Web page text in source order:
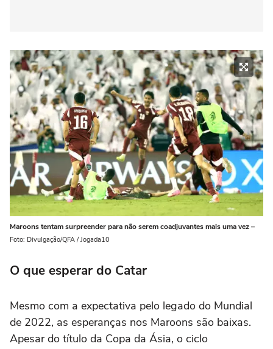
Maroons tentam surpreender para não serem coadjuvantes mais uma vez –
Foto: Divulgação/QFA / Jogada10
O que esperar do Catar
Mesmo com a expectativa pelo legado do Mundial
de 2022, as esperanças nos Maroons são baixas.
Apesar do título da Copa da Ásia, o ciclo